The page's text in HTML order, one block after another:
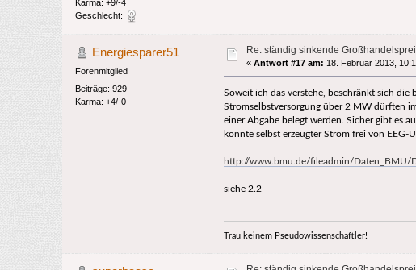
Karma: +9/-4
Geschlecht:
Energiesparer51
Forenmitglied
Beiträge: 929
Karma: +4/-0
Re: ständig sinkende
«Antwort #17 am: 18. Februar 2013,
Soweit ich das verstehe, beschränkt sich die
Stromselbstversorgung über 2 MW dürften
einer Abgabe belegt werden. Sicher gibt es
konnte selbst erzeugter Strom frei von
http://www.bmu.de/fileadmin/Daten_BMU/
siehe 2.2
Trau keinem Pseudowissenschaftler!